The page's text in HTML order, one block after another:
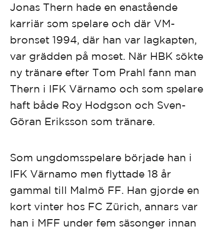
Jonas Thern hade en enastående
karriär som spelare och där VM-
bronset 1994, där han var lagkapten,
var grädden på moset. När HBK sökte
ny tränare efter Tom Prahl fann man
Thern i IFK Värnamo och som spelare
haft både Roy Hodgson och Sven-
Göran Eriksson som tränare.
Som ungdomsspelare började han i
IFK Värnamo men flyttade 18 år
gammal till Malmö FF. Han gjorde en
kort vinter hos FC Zürich, annars var
han i MFF under fem säsonger innan